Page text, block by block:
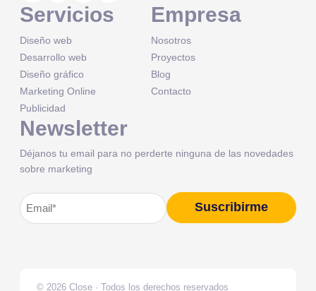
Servicios
Diseño web
Desarrollo web
Diseño gráfico
Marketing Online
Publicidad
Empresa
Nosotros
Proyectos
Blog
Contacto
Newsletter
Déjanos tu email para no perderte ninguna de las novedades
sobre marketing
Correo
electrónico(Obligatorio)
Suscribirme
Alternative:
© 2026 Close · Todos los derechos reservados